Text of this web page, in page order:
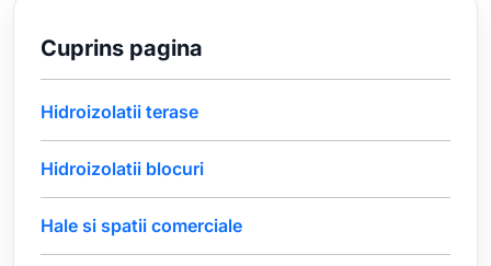
Cuprins pagina
Hidroizolatii terase
Hidroizolatii blocuri
Hale si spatii comerciale